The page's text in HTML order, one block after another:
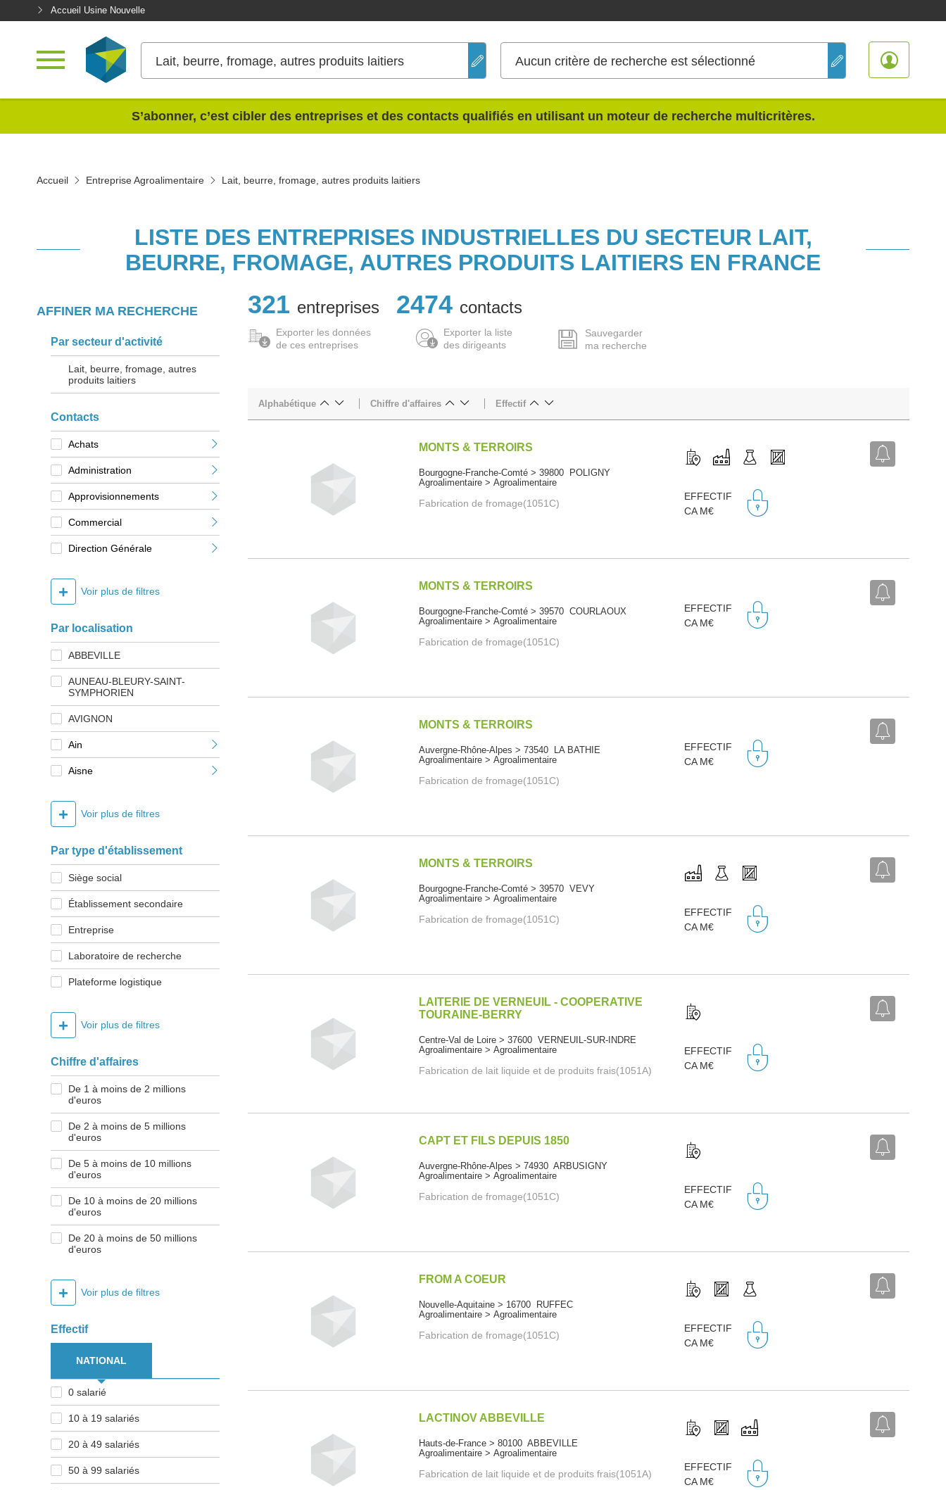
Accueil Usine Nouvelle
Lait, beurre, fromage, autres produits laitiers Aucun critère de recherche est sélectionné
S’abonner, c’est cibler des entreprises et des contacts qualifiés en utilisant un moteur de recherche multicritères.
Accueil Entreprise Agroalimentaire Lait, beurre, fromage, autres produits laitiers
LISTE DES ENTREPRISES INDUSTRIELLES DU SECTEUR LAIT,
BEURRE, FROMAGE, AUTRES PRODUITS LAITIERS EN FRANCE
AFFINER MA RECHERCHE
Par secteur d'activité
Lait, beurre, fromage, autres
produits laitiers
Contacts
Achats
Administration
Approvisionnements
Commercial
Direction Générale
+ Voir plus de filtres
Par localisation
ABBEVILLE
AUNEAU-BLEURY-SAINT-
SYMPHORIEN
AVIGNON
Ain
Aisne
+ Voir plus de filtres
Par type d'établissement
Siège social
Établissement secondaire
Entreprise
Laboratoire de recherche
Plateforme logistique
+ Voir plus de filtres
Chiffre d'affaires
De 1 à moins de 2 millions
d'euros
De 2 à moins de 5 millions
d'euros
De 5 à moins de 10 millions
d'euros
De 10 à moins de 20 millions
d'euros
De 20 à moins de 50 millions
d'euros
+ Voir plus de filtres
Effectif
NATIONAL
0 salarié
10 à 19 salariés
20 à 49 salariés
50 à 99 salariés
321 entreprises 2474 contacts
Exporter les données
de ces entreprises
Exporter la liste
des dirigeants
Sauvegarder
ma recherche
Alphabétique Chiffre d'affaires Effectif
MONTS & TERROIRS
Bourgogne-Franche-Comté > 39800 POLIGNY
Agroalimentaire > Agroalimentaire
Fabrication de fromage(1051C)
EFFECTIF
CA M€
MONTS & TERROIRS
Bourgogne-Franche-Comté > 39570 COURLAOUX
Agroalimentaire > Agroalimentaire
Fabrication de fromage(1051C)
EFFECTIF
CA M€
MONTS & TERROIRS
Auvergne-Rhône-Alpes > 73540 LA BATHIE
Agroalimentaire > Agroalimentaire
Fabrication de fromage(1051C)
EFFECTIF
CA M€
MONTS & TERROIRS
Bourgogne-Franche-Comté > 39570 VEVY
Agroalimentaire > Agroalimentaire
Fabrication de fromage(1051C)
EFFECTIF
CA M€
LAITERIE DE VERNEUIL - COOPERATIVE
TOURAINE-BERRY
Centre-Val de Loire > 37600 VERNEUIL-SUR-INDRE
Agroalimentaire > Agroalimentaire
Fabrication de lait liquide et de produits frais(1051A)
EFFECTIF
CA M€
CAPT ET FILS DEPUIS 1850
Auvergne-Rhône-Alpes > 74930 ARBUSIGNY
Agroalimentaire > Agroalimentaire
Fabrication de fromage(1051C)
EFFECTIF
CA M€
FROM A COEUR
Nouvelle-Aquitaine > 16700 RUFFEC
Agroalimentaire > Agroalimentaire
Fabrication de fromage(1051C)
EFFECTIF
CA M€
LACTINOV ABBEVILLE
Hauts-de-France > 80100 ABBEVILLE
Agroalimentaire > Agroalimentaire
Fabrication de lait liquide et de produits frais(1051A)
EFFECTIF
CA M€